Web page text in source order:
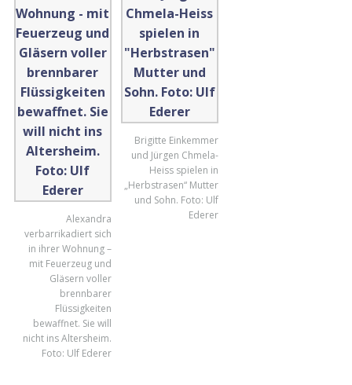
Alexandra
verbarrikadiert sich
in ihrer Wohnung –
mit Feuerzeug und
Gläsern voller
brennbarer
Flüssigkeiten
bewaffnet. Sie will
nicht ins Altersheim.
Foto: Ulf Ederer
Brigitte Einkemmer
und Jürgen Chmela-
Heiss spielen in
„Herbstrasen“ Mutter
und Sohn. Foto: Ulf
Ederer